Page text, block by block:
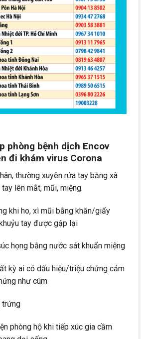
phòng bệnh dịch Encov
đi khám virus Corona
thường xuyên rửa tay bằng xà
lên mắt, mũi, miệng.
khi ho, xì mũi bằng khăn/giấy
tay được gập lại
họng bằng nước sát khuẩn miệng
kỳ ai có dấu hiệu/triệu chứng cảm
như cúm
trứng
phòng hộ khi tiếp xúc gia cầm